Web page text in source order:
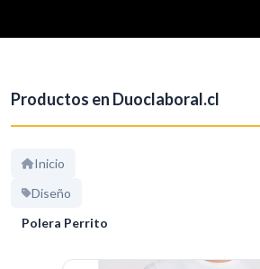
Productos en Duoclaboral.cl
Inicio
Diseño
Polera Perrito